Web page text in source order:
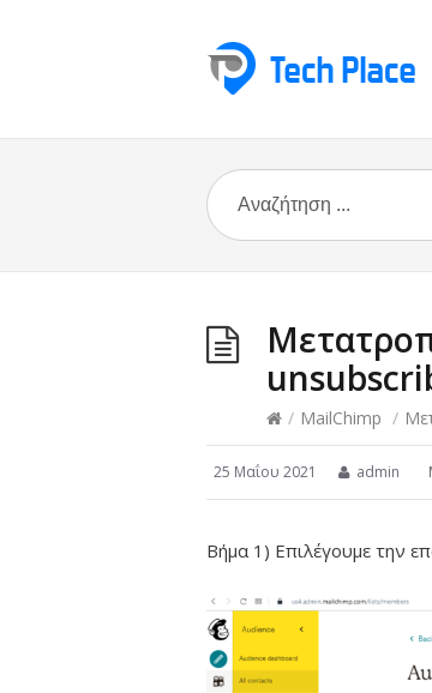
/ MailChimp /
25 Μαΐου 2021 admin
Βήμα 1) Επιλέγουμε την